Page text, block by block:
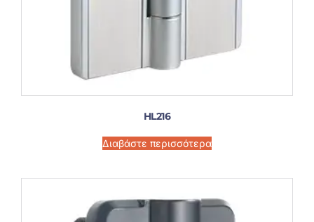
HL216
Διαβάστε περισσότερα